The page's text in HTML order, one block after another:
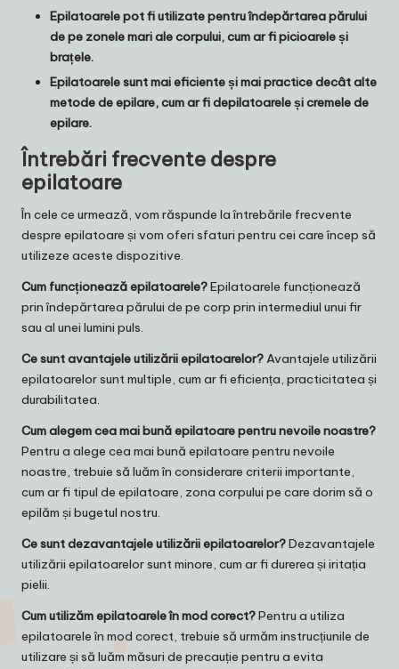
Epilatoarele pot fi utilizate pentru îndepărtarea părului
de pe zonele mari ale corpului, cum ar fi picioarele și
brațele.
Epilatoarele sunt mai eficiente și mai practice decât alte
metode de epilare, cum ar fi depilatoarele și cremele de
epilare.
Întrebări frecvente despre
epilatoare
În cele ce urmează, vom răspunde la întrebările frecvente
despre epilatoare și vom oferi sfaturi pentru cei care încep să
utilizeze aceste dispozitive.
Cum funcționează epilatoarele?Epilatoarele funcționează
prin îndepărtarea părului de pe corp prin intermediul unui fir
sau al unei lumini puls.
Ce sunt avantajele utilizării epilatoarelor?Avantajele utilizării
epilatoarelor sunt multiple, cum ar fi eficiența, practicitatea și
durabilitatea.
Cum alegem cea mai bună epilatoare pentru nevoile noastre?
Pentru a alege cea mai bună epilatoare pentru nevoile
noastre, trebuie să luăm în considerare criterii importante,
cum ar fi tipul de epilatoare, zona corpului pe care dorim să o
epilăm și bugetul nostru.
Ce sunt dezavantajele utilizării epilatoarelor?Dezavantajele
utilizării epilatoarelor sunt minore, cum ar fi durerea și iritația
pielii.
Cum utilizăm epilatoarele în mod corect?Pentru a utiliza
epilatoarele în mod corect, trebuie să urmăm instrucțiunile de
utilizare și să luăm măsuri de precauție pentru a evita